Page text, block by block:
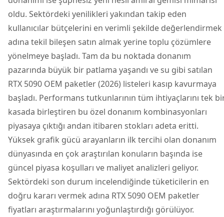
oldu. Sektördeki yenilikleri yakından takip eden
kullanıcılar bütçelerini en verimli şekilde değerlendirmek
adına tekil bileşen satın almak yerine toplu çözümlere
yönelmeye başladı. Tam da bu noktada donanım
pazarında büyük bir patlama yaşandı ve su gibi satılan
RTX 5090 OEM paketler (2026) listeleri kasıp kavurmaya
başladı. Performans tutkunlarının tüm ihtiyaçlarını tek
kasada birleştiren bu özel donanım kombinasyonları
piyasaya çıktığı andan itibaren stokları adeta eritti.
Yüksek grafik gücü arayanların ilk tercihi olan donanım
dünyasında en çok araştırılan konuların başında ise
güncel piyasa koşulları ve maliyet analizleri geliyor.
Sektördeki son durum incelendiğinde tüketicilerin en
doğru kararı vermek adına RTX 5090 OEM paketler
fiyatları araştırmalarını yoğunlaştırdığı görülüyor.